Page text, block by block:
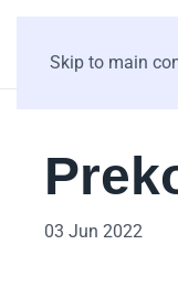
Skip to main
03 Jun 2022